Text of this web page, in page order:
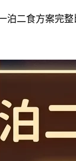
二食方案完